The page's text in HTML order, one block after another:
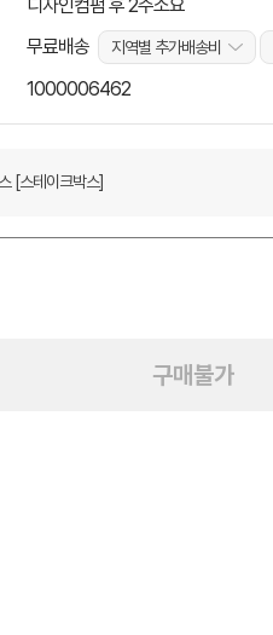
디자인컴펌 후 2주소요
무료배송 지역별 추가배송비
1000006462
[스테이크박스]
구매불가